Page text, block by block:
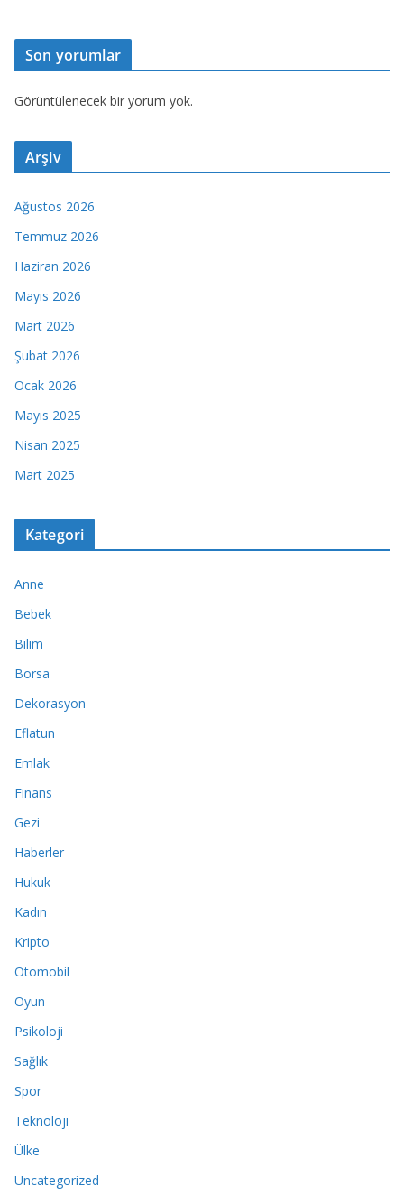
Son yorumlar
Görüntülenecek bir yorum yok.
Arşiv
Ağustos 2026
Temmuz 2026
Haziran 2026
Mayıs 2026
Mart 2026
Şubat 2026
Ocak 2026
Mayıs 2025
Nisan 2025
Mart 2025
Kategori
Anne
Bebek
Bilim
Borsa
Dekorasyon
Eflatun
Emlak
Finans
Gezi
Haberler
Hukuk
Kadın
Kripto
Otomobil
Oyun
Psikoloji
Sağlık
Spor
Teknoloji
Ülke
Uncategorized